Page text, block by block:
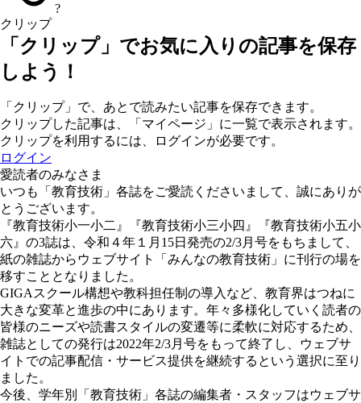
クリップ
?
「クリップ」でお気に入りの記事を保存
しよう！
「クリップ」で、あとで読みたい記事を保存できます。
クリップした記事は、「マイページ」に一覧で表示されます。
クリップを利用するには、ログインが必要です。
ログイン
愛読者のみなさま
いつも「教育技術」各誌をご愛読くださいまして、誠にありが
とうございます。
『教育技術小一小二』『教育技術小三小四』『教育技術小五小
六』の3誌は、令和４年１月15日発売の2/3月号をもちまして、
紙の雑誌からウェブサイト「みんなの教育技術」に刊行の場を
移すこととなりました。
GIGAスクール構想や教科担任制の導入など、教育界はつねに
大きな変革と進歩の中にあります。年々多様化していく読者の
皆様のニーズや読書スタイルの変遷等に柔軟に対応するため、
雑誌としての発行は2022年2/3月号をもって終了し、ウェブサ
イトでの記事配信・サービス提供を継続するという選択に至り
ました。
今後、学年別「教育技術」各誌の編集者・スタッフはウェブサ